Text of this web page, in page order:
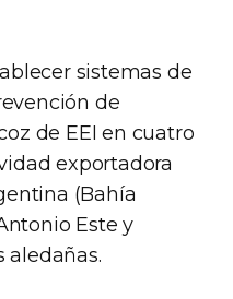
sistemas de
de
de EEI en cuatro
exportadora
(Bahía
Este y
aledañas.